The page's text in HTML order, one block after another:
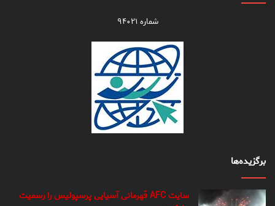
شماره ۹۴۰۲۱
برگزیده‌ها
سایت AFC قهرمانی آسیایی پرسپولیس را رسمیت